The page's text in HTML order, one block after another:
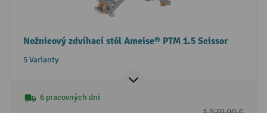
Nožnicový zdvíhací stôl Ameise® PTM 1.5 Scissor
5 Varianty
6 pracovných dní